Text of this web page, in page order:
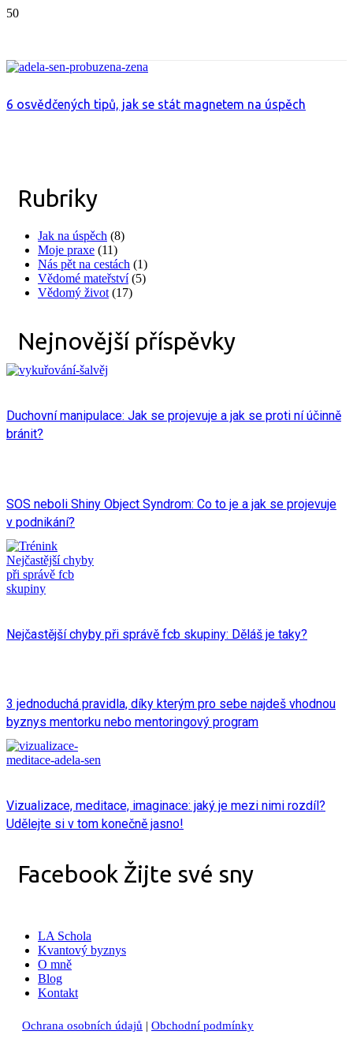
6 osvědčených tipů, jak se stát magnetem na úspěch
Rubriky
Jak na úspěch (8)
Moje praxe (11)
Nás pět na cestách (1)
Vědomé mateřství(5)
Vědomý život (17)
Nejnovější příspěvky
Duchovní manipulace: Jak se projevuje a jak se proti ní účinně
bránit?
SOS neboli Shiny Object Syndrom: Co to je a jak se projevuje
v podnikání?
Nejčastější chyby při správě fcb skupiny: Děláš je taky?
3 jednoduchá pravidla, díky kterým pro sebe najdeš vhodnou
byznys mentorku nebo mentoringový program
Vizualizace, meditace, imaginace: jaký je mezi nimi rozdíl?
Udělejte si v tom konečně jasno!
Facebook Žijte své sny
LA Schola
Kvantový byznys
O mně
Blog
Kontakt
Ochrana osobních údajů | Obchodní podmínky